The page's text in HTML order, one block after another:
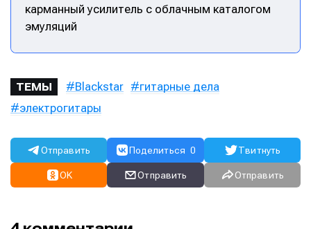
карманный усилитель с облачным каталогом
эмуляций
ТЕМЫ Blackstar
гитарные дела
электрогитары
Отправить Поделиться 0 Твитнуть
OK Отправить Отправить